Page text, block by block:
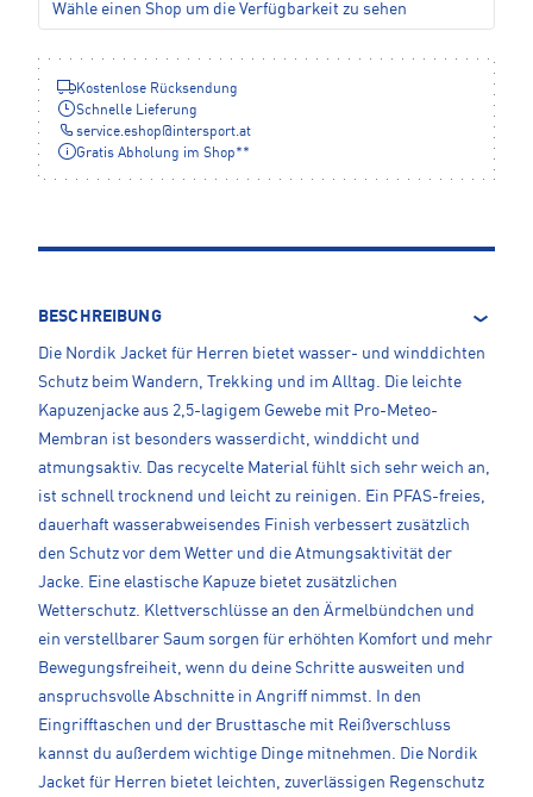
Wähle einen Shop um die Verfügbarkeit zu sehen
Kostenlose Rücksendung
Schnelle Lieferung
service.eshop@ intersport.at
Gratis Abholung im Shop**
BESCHREIBUNG
Die Nordik Jacket für Herren bietet wasser- und winddichten
Schutz beim Wandern, Trekking und im Alltag. Die leichte
Kapuzenjacke aus 2,5-lagigem Gewebe mit Pro-Meteo-
Membran ist besonders wasserdicht, winddicht und
atmungsaktiv. Das recycelte Material fühlt sich sehr weich an,
ist schnell trocknend und leicht zu reinigen. Ein PFAS-freies,
dauerhaft wasserabweisendes Finish verbessert zusätzlich
den Schutz vor dem Wetter und die Atmungsaktivität der
Jacke. Eine elastische Kapuze bietet zusätzlichen
Wetterschutz. Klettverschlüsse an den Ärmelbündchen und
ein verstellbarer Saum sorgen für erhöhten Komfort und mehr
Bewegungsfreiheit, wenn du deine Schritte ausweiten und
anspruchsvolle Abschnitte in Angriff nimmst. In den
Eingrifftaschen und der Brusttasche mit Reißverschluss
kannst du außerdem wichtige Dinge mitnehmen. Die Nordik
Jacket für Herren bietet leichten, zuverlässigen Regenschutz